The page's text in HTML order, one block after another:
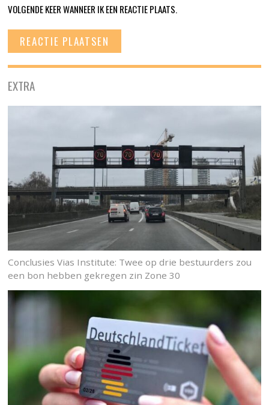
VOLGENDE KEER WANNEER IK EEN REACTIE PLAATS.
EXTRA
Conclusies Vias Institute: Twee op drie bestuurders zou
een bon hebben gekregen zin Zone 30